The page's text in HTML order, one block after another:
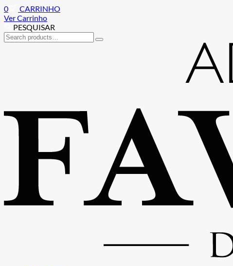
0
CARRINHO
Ver Carrinho
PESQUISAR
Search
for: